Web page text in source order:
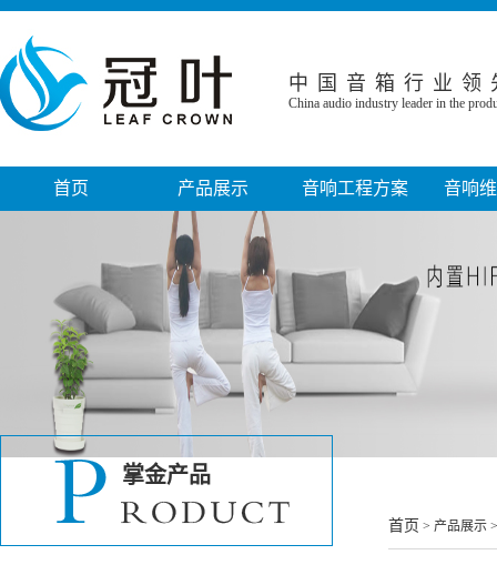
中国音箱行业
China audio industry leader in the
首页 产品展示
音箱系列
功放系列
话筒系列
调音台系列
线性阵列音箱
音响周边设备系列
音响工程方案
小型电影院工程
KTV娱乐工程
会议室音响工程
教堂音响工程
企业单位音响工程
音响
音响保修
掌金产品
首页 > 产品展示